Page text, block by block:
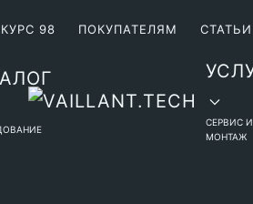
98 ПОКУПАТЕЛЯМ
СЕРВИС И
МОНТАЖ